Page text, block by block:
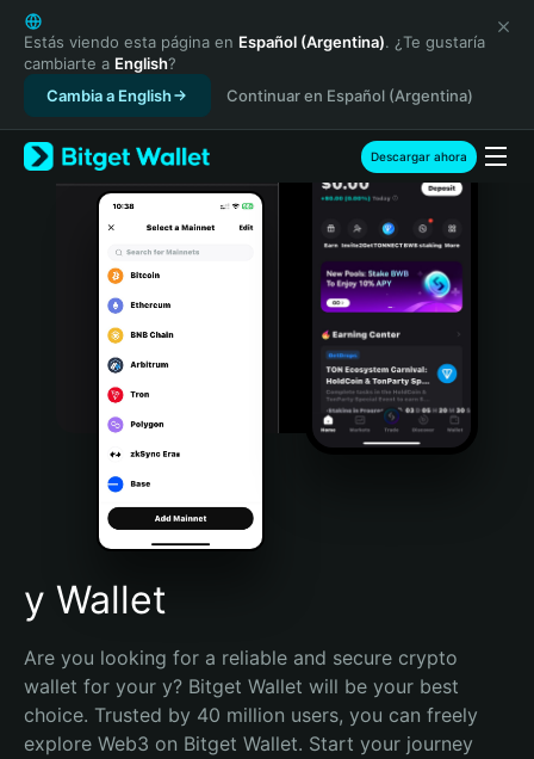
English
日本語
Tiếng Việt
Русский
Español (Latinoamérica)
Türkçe
Italiano
Português (Portugal)
Bahasa Indonesia
Português (Brasil)
Español (Argentina)
Estás viendo esta página en Español (Argentina). ¿Te gustaría
cambiarte a English?
Cambia a English
Continuar en Español (Argentina)
Descargar ahora
y Wallet
Are you looking for a reliable and secure crypto
wallet for your y? Bitget Wallet will be your best
choice. Trusted by 40 million users, you can freely
explore Web3 on Bitget Wallet. Start your journey